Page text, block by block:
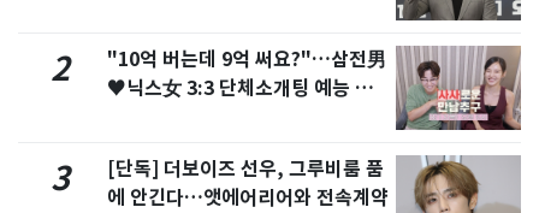
2
"10억 버는데 9억 써요?"…삼전男
♥닉스女 3:3 단체소개팅 예능 화
3
[단독] 더보이즈 선우, 그루비룸 품
에 안긴다…앳에어리어와 전속계약